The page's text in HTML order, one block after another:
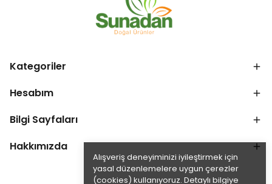
Alışveriş deneyiminizi iyileştirmek için
yasal düzenlemelere uygun çerezler
(cookies) kullanıyoruz. Detaylı bilgiye
Kategoriler
Hesabım
Bilgi Sayfaları
Hakkımızda